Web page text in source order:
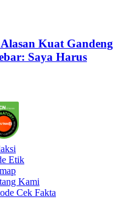
Kuat Gandeng
Saya Harus
Etik
Kami
Cek Fakta